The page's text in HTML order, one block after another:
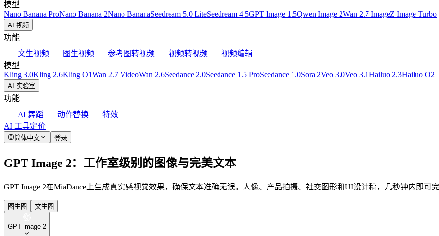
模型
Nano Banana ProNano Banana 2Nano BananaSeedream 5.0 LiteSeedream 4.5GPT Image 1.5Qwen Image 2Wan 2.7 ImageZ Image Turbo
AI 视频
功能
文生视频
图生视频 参考图转视频 视频转视频
视频编辑
模型
Kling 3.0Kling 2.6Kling O1Wan 2.7 VideoWan 2.6Seedance 2.0Seedance 1.5 ProSeedance 1.0Sora 2Veo 3.0Veo 3.1Hailuo 2.3Hailuo O2
AI 实验室
功能
AI 舞蹈
动作替换
特效
AI 工具定价
简体中文 登录
GPT Image 2：工作室级别的图像与完美文本
GPT Image 2在MiaDance上生成真实感视觉效果，确保文本准确无误。人像、产品拍摄、社交图形和UI设计稿，几秒钟内即可
图生图 文生图
GPT Image 2